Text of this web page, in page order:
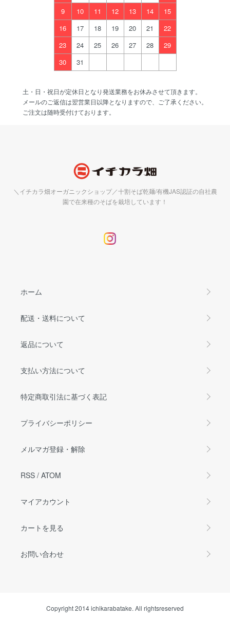
9
10 11 12 13 14
15
16
17 18 19 20 21
22
23
24 25 26 27 28
29
30
31
土・日・祝日が定休日となり発送業務をお休みさせて頂きます。
メールのご返信は翌営業日以降となりますので、ご了承ください。
ご注文は随時受付けております。
＼イチカラ畑オーガニックショップ／十割そば乾麺/有機JAS認証の自社農
園で在来種のそばを栽培しています！
ホーム
配送・送料について
返品について
支払い方法について
特定商取引法に基づく表記
プライバシーポリシー
メルマガ登録・解除
RSS / ATOM
マイアカウント
カートを見る
お問い合わせ
Copyright 2014 ichikarabatake. All rightsreserved